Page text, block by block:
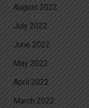
August 2022
July 2022
June 2022
May 2022
April 2022
March 2022